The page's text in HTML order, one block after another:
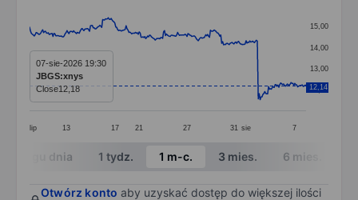
Line chart with 296 data points.
The chart has 1 X axis displaying categories.
The chart has 1 Y axis displaying values. Data ranges
lip 13 17 21 27 31 sie 7
12,00
13,00
14,00
15,00
12,14
07-sie-2026 19:30
JBGS:xnys
Close12,18
End of interactive chart.
W ciągu dnia 1 tydz. 1 m-c. 3 mies. 6 mies.
Otwórz konto aby uzyskać dostęp do większej ilości